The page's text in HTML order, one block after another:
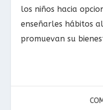
los niños hacia
enseñarles hábitos
promuevan su